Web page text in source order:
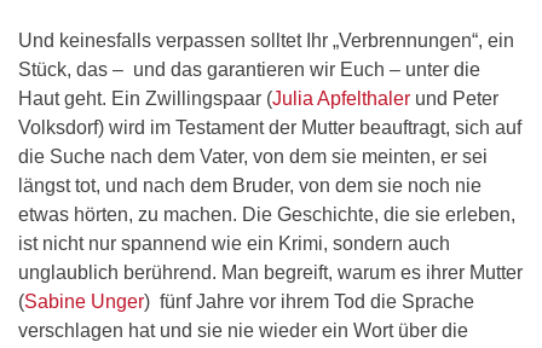
Und keinesfalls verpassen solltet Ihr „Verbrennungen“, ein
Stück, das – und das garantieren wir Euch – unter die
Haut geht. Ein Zwillingspaar (Julia Apfelthaler und Peter
Volksdorf) wird im Testament der Mutter beauftragt, sich auf
die Suche nach dem Vater, von dem sie meinten, er sei
längst tot, und nach dem Bruder, von dem sie noch nie
etwas hörten, zu machen. Die Geschichte, die sie erleben,
ist nicht nur spannend wie ein Krimi, sondern auch
unglaublich berührend. Man begreift, warum es ihrer Mutter
(Sabine Unger) fünf Jahre vor ihrem Tod die Sprache
verschlagen hat und sie nie wieder ein Wort über die